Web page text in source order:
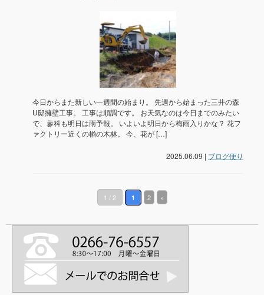
今日からまた新しい一週間の始まり。 先週から始まった三井の森
U邸擁壁工事。 工事は順調です。 お天気なのは今日までのみたい
で、蓼科も明日は雨予報。 いよいよ明日から梅雨入りかな？ 花フ
ァクトリー近くの楢の木林。 今、花が […]
2025.06.09 | ブログ便り
1 / 2 1 2 »